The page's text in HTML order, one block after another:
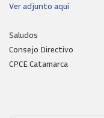
Ver adjunto aquí
Saludos
Consejo Directivo
CPCE Catamarca